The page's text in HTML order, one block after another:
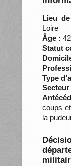
Lieu
Loire
Âge :
Statut
Type
Secteur
coups
la